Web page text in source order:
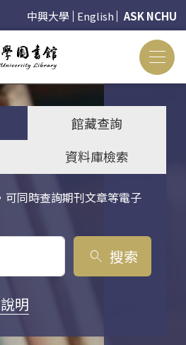
中興大學 English ASK NCHU
館藏查詢
資料庫檢索
可同時查詢期刊文章等電子
search 搜索
明